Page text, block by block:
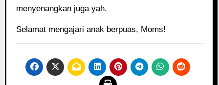
menyenangkan juga yah.
Selamat mengajari anak berpuas, Moms!